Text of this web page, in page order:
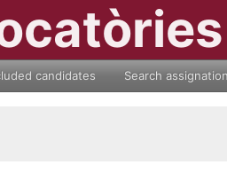
candidates Search